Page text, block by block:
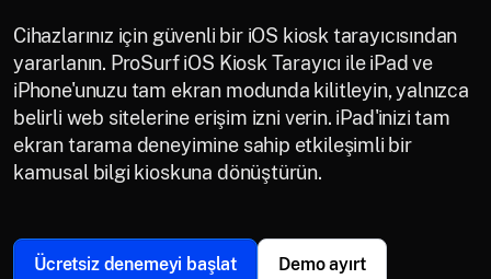
Cihazlarınız için güvenli bir iOS kiosk tarayıcısından
yararlanın. ProSurf iOS Kiosk Tarayıcı ile iPad ve
iPhone'unuzu tam ekran modunda kilitleyin, yalnızca
belirli web sitelerine erişim izni verin. iPad'inizi tam
ekran tarama deneyimine sahip etkileşimli bir
kamusal bilgi kioskuna dönüştürün.
Ücretsiz denemeyi başlat Demo ayırt